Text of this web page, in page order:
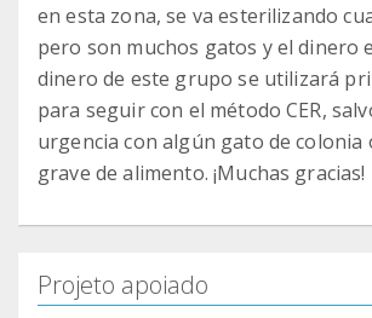
en esta zona, se va esterilizando
pero son muchos gatos y el dinero
dinero de este grupo se utilizará
para seguir con el método CER,
urgencia con algún gato de colonia
grave de alimento. ¡Muchas gracias!
Projeto apoiado